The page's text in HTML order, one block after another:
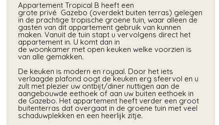
Appartement Tropical B heeft een
grote privé Gazebo (overdekt buiten terras) gelegen
in de prachtige tropische groene tuin, waar alleen de
gasten van dit appartement gebruik van kunnen
maken. Vanuit de tuin stapt u vervolgens direct het
appartement in. U komt dan in
de woonkamer met open keuken welke voorzien is
van alle gemakken.
De keuken is modern en royaal. Door het iets
verlaagde plafond oogt de keuken erg sfeervol en u
zult met plezier uw ontbijt/diner nuttigen aan de
aangebouwde eethoek of aan uw buiten eethoek in
de Gazebo. Het appartement heeft verder een groot
buitenterras dat overgaat in de groene tuin met veel
schaduwplekken en een heerlijk zitje.